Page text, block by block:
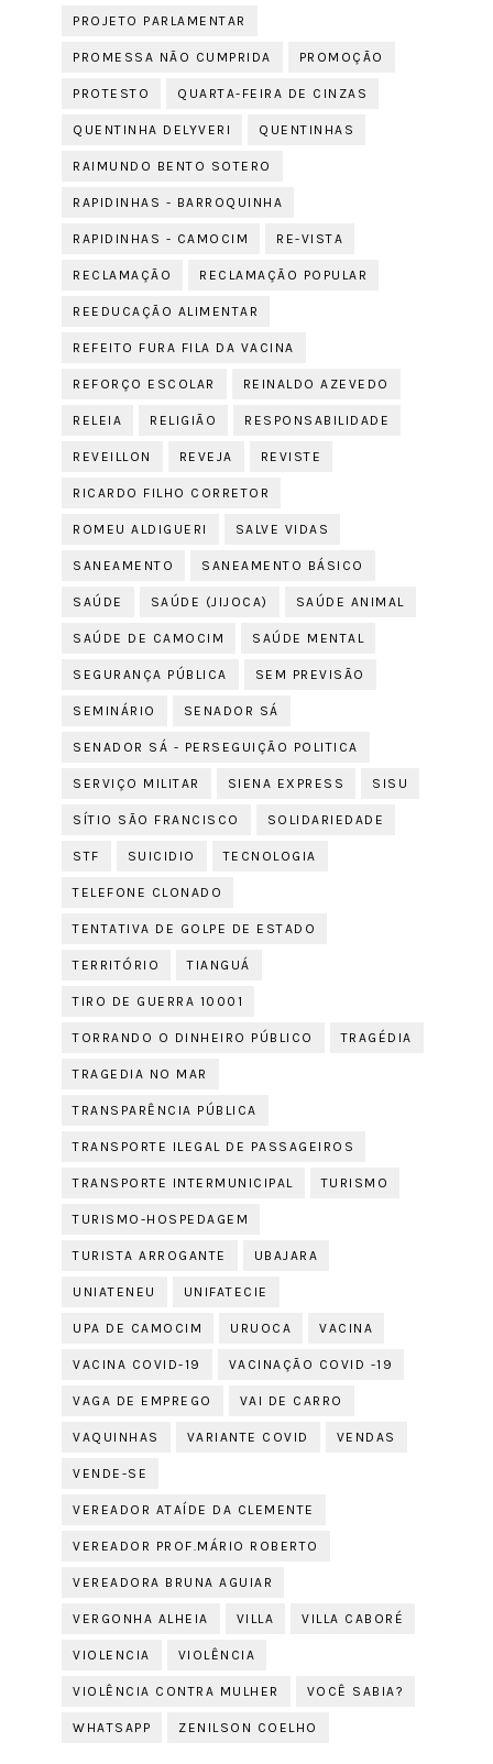
PROJETO PARLAMENTAR
PROMESSA NÃO CUMPRIDA PROMOÇÃO
PROTESTO QUARTA-FEIRA DE CINZAS
QUENTINHA DELYVERI QUENTINHAS
RAIMUNDO BENTO SOTERO
RAPIDINHAS - BARROQUINHA
RAPIDINHAS - CAMOCIM RE-VISTA
RECLAMAÇÃO RECLAMAÇÃO POPULAR
REEDUCAÇÃO ALIMENTAR
REFEITO FURA FILA DA VACINA
REFORÇO ESCOLAR REINALDO AZEVEDO
RELEIA RELIGIÃO RESPONSABILIDADE
REVEILLON REVEJA REVISTE
RICARDO FILHO CORRETOR
ROMEU ALDIGUERI SALVE VIDAS
SANEAMENTO SANEAMENTO BÁSICO
SAÚDE SAÚDE (JIJOCA) SAÚDE ANIMAL
SAÚDE DE CAMOCIM SAÚDE MENTAL
SEGURANÇA PÚBLICA SEM PREVISÃO
SEMINÁRIO SENADOR SÁ
SENADOR SÁ - PERSEGUIÇÃO POLITICA
SERVIÇO MILITAR SIENA EXPRESS SISU
SÍTIO SÃO FRANCISCO SOLIDARIEDADE
STF SUICIDIO TECNOLOGIA
TELEFONE CLONADO
TENTATIVA DE GOLPE DE ESTADO
TERRITÓRIO TIANGUÁ
TIRO DE GUERRA 10001
TORRANDO O DINHEIRO PÚBLICO TRAGÉDIA
TRAGEDIA NO MAR
TRANSPARÊNCIA PÚBLICA
TRANSPORTE ILEGAL DE PASSAGEIROS
TRANSPORTE INTERMUNICIPAL TURISMO
TURISMO-HOSPEDAGEM
TURISTA ARROGANTE UBAJARA
UNIATENEU UNIFATECIE
UPA DE CAMOCIM URUOCA VACINA
VACINA COVID-19 VACINAÇÃO COVID -19
VAGA DE EMPREGO VAI DE CARRO
VAQUINHAS VARIANTE COVID VENDAS
VENDE-SE
VEREADOR ATAÍDE DA CLEMENTE
VEREADOR PROF.MÁRIO ROBERTO
VEREADORA BRUNA AGUIAR
VERGONHA ALHEIA VILLA VILLA CABORÉ
VIOLENCIA VIOLÊNCIA
VIOLÊNCIA CONTRA MULHER VOCÊ SABIA?
WHATSAPP ZENILSON COELHO